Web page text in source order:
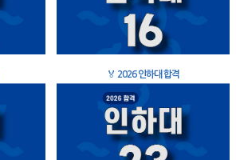
🏅 2026 인하대 합격